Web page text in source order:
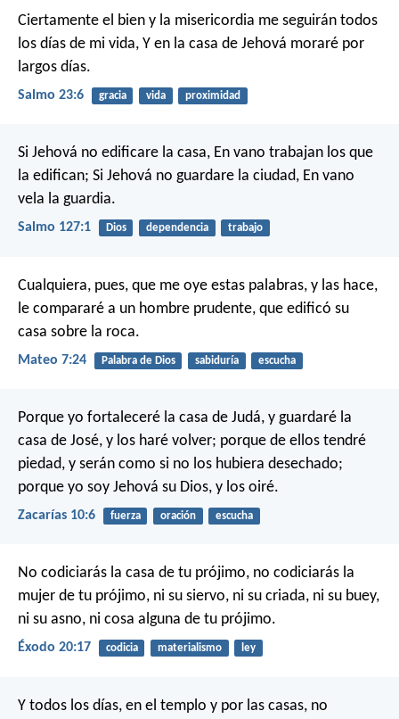
Ciertamente el bien y la misericordia me seguirán todos
los días de mi vida, Y en la casa de Jehová moraré por
largos días.
Salmo 23:6 gracia vida proximidad
Si Jehová no edificare la casa, En vano trabajan los que
la edifican; Si Jehová no guardare la ciudad, En vano
vela la guardia.
Salmo 127:1 Dios dependencia trabajo
Cualquiera, pues, que me oye estas palabras, y las hace,
le compararé a un hombre prudente, que edificó su
casa sobre la roca.
Mateo 7:24 Palabra de Dios sabiduría escucha
Porque yo fortaleceré la casa de Judá, y guardaré la
casa de José, y los haré volver; porque de ellos tendré
piedad, y serán como si no los hubiera desechado;
porque yo soy Jehová su Dios, y los oiré.
Zacarías 10:6 fuerza oración escucha
No codiciarás la casa de tu prójimo, no codiciarás la
mujer de tu prójimo, ni su siervo, ni su criada, ni su buey,
ni su asno, ni cosa alguna de tu prójimo.
Éxodo 20:17 codicia materialismo ley
Y todos los días, en el templo y por las casas, no